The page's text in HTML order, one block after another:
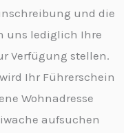
und die
uns lediglich Ihre
Verfügung stellen.
Ihr Führerschein
Wohnadresse
aufsuchen